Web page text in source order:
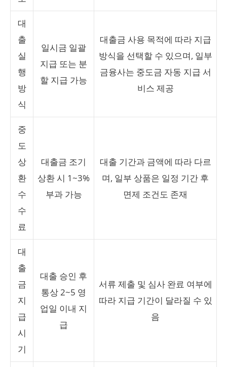
대
출
실
행
방
식
일시금 일괄
지급 또는 분
할 지급 가능
대출금 사용 목적에 따라 지급
방식을 선택할 수 있으며, 일부
금융사는 중도금 자동 지급 서
비스 제공
중
도
상
환
수
수
료
대출금 조기
상환 시 1~3%
부과 가능
대출 기간과 금액에 따라 다르
며, 일부 상품은 일정 기간 후
면제 조건도 존재
대
출
금
지
급
시
기
대출 승인 후
통상 2~5 영
업일 이내 지
급
서류 제출 및 심사 완료 여부에
따라 지급 기간이 달라질 수 있
음